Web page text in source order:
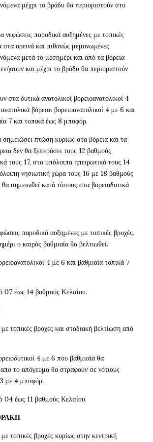
μέχρι το βράδυ θα περιοριστούν στο
νεφώσεις παροδικά αυξημένες με τοπικές
στα ορεινά και πιθανώς μεμονωμένες
μετά το μεσημέρι και από τα βόρεια
και μέχρι το βράδυ θα περιοριστούν
στα δυτικά ανατολικοί βορειοανατολικοί 4
βόρειοι βορειοανατολικοί 4 με 6 και
7 και τοπικά έως 8 μποφόρ.
πτώση κυρίως στα βόρεια και τα
δεν θα ξεπεράσει τους 12 βαθμούς
τους 17, στα υπόλοιπα ηπειρωτικά τους 14
νησιωτική χώρα τους 16 με 18 βαθμούς
σημειωθεί κατά τόπους στα βορειοδυτικά
παροδικά αυξημένες με τοπικές βροχές.
ο καιρός βαθμιαία θα βελτιωθεί.
4 με 6 και βαθμιαία τοπικά 7
07 έως 14 βαθμούς Κελσίου.
τοπικές βροχές και σταδιακή βελτίωση από
4 με 6 που βαθμιαία θα
το απόγευμα θα στραφούν σε νότιους
3 με 4 μποφόρ.
04 έως 11 βαθμούς Κελσίου.
τοπικές βροχές κυρίως στην κεντρική